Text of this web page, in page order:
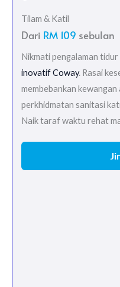
Tilam & Katil
Dari RM 109 sebulan
Nikmati pengalaman
inovatif Coway. Rasai
membebankan kewangan
perkhidmatan sanitasi
Naik taraf waktu rehat